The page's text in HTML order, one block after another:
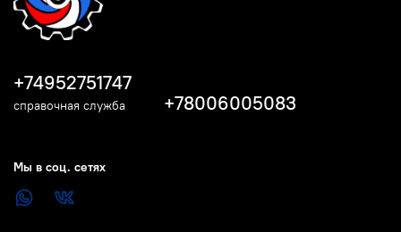
+74952751747
справочная служба +78006005083
Мы в соц. сетях